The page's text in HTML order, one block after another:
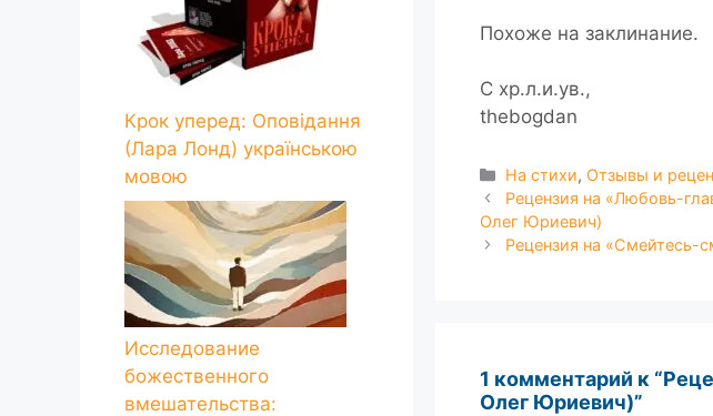
Похоже на заклинание.
С хр.л.и.ув.,
thebogdan
Рубрики
На стихи, Отзывы и
Рецензия на «Любовь-
Олег Юриевич)
Рецензия на «Смейтесь-
1 комментарий к
Олег Юриевич)”
Крок уперед: Оповідання
(Лара Лонд) українською
мовою
Исследование
божественного
вмешательства: